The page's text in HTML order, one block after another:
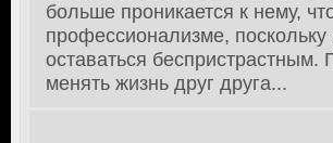
больше проникается к нему,
профессионализме,
оставаться
менять жизнь друг друга...